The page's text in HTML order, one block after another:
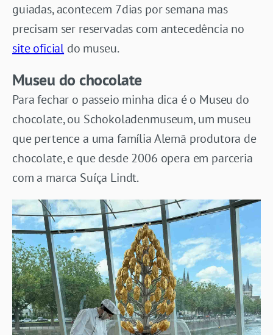
guiadas, acontecem 7dias por semana mas
precisam ser reservadas com antecedência no
site oficial do museu.
Museu do chocolate
Para fechar o passeio minha dica é o Museu do
chocolate, ou Schokoladenmuseum, um museu
que pertence a uma família Alemã produtora de
chocolate, e que desde 2006 opera em parceria
com a marca Suíça Lindt.